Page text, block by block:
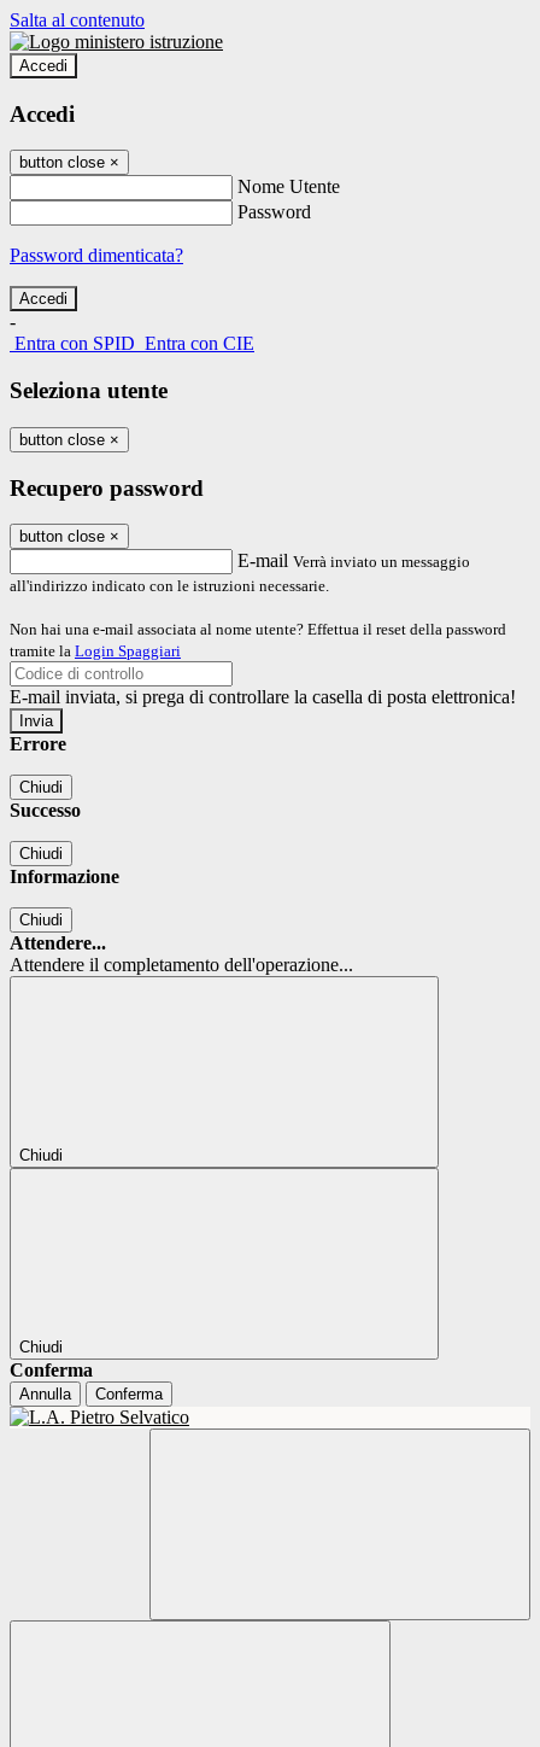
Salta al contenuto
Accedi
Accedi
button close ×
Nome Utente
Password
Password dimenticata?
-
Entra con SPID Entra con CIE
Seleziona utente
button close ×
Recupero password
button close ×
E-mail Verrà inviato un messaggio
all'indirizzo indicato con le istruzioni necessarie.
Non hai una e-mail associata al nome utente? Effettua il reset della password
tramite la Login Spaggiari
E-mail inviata, si prega di controllare la casella di posta elettronica!
Errore
Chiudi
Successo
Chiudi
Informazione
Chiudi
Attendere...
Attendere il completamento dell'operazione...
Chiudi
Chiudi
Conferma
Annulla Conferma